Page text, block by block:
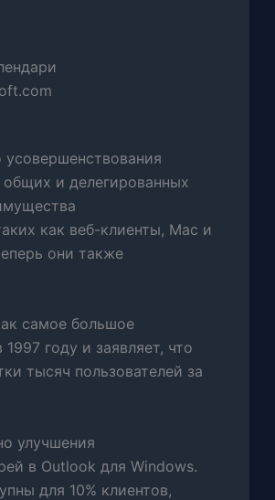
усовершенствования
и делегированных
как веб-клиенты, Mac и
они также
самое большое
году и заявляет, что
тысяч пользователей за
улучшения
в Outlook для Windows.
для 10% клиентов,